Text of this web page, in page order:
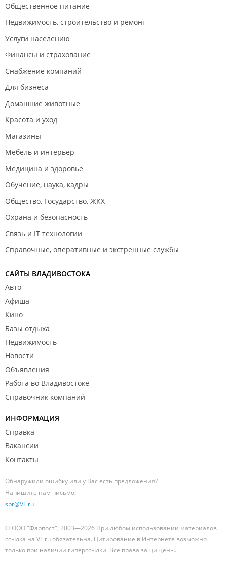
Общественное питание
Недвижимость, строительство и ремонт
Услуги населению
Финансы и страхование
Снабжение компаний
Для бизнеса
Домашние животные
Красота и уход
Магазины
Мебель и интерьер
Медицина и здоровье
Обучение, наука, кадры
Общество, Государство, ЖКХ
Охрана и безопасность
Связь и IT технологии
Справочные, оперативные и экстренные службы
САЙТЫ ВЛАДИВОСТОКА
Авто
Афиша
Кино
Базы отдыха
Недвижимость
Новости
Объявления
Работа во Владивостоке
Справочник компаний
ИНФОРМАЦИЯ
Справка
Вакансии
Контакты
Обнаружили ошибку или у Вас есть предложения?
Напишите нам письмо:
spr@VL.ru
© ООО "Фарпост", 2003—2026 При любом использовании материалов
ссылка на VL.ru обязательна. Цитирование в Интернете возможно
только при наличии гиперссылки. Все права защищены.